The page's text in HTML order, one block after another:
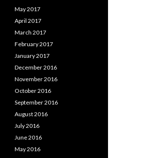
May 2017
April 2017
March 2017
February 2017
January 2017
December 2016
November 2016
October 2016
September 2016
August 2016
July 2016
June 2016
May 2016